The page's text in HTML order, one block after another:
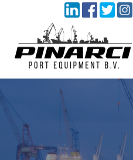
TRANSPORT
KONTAKTIERE UNS